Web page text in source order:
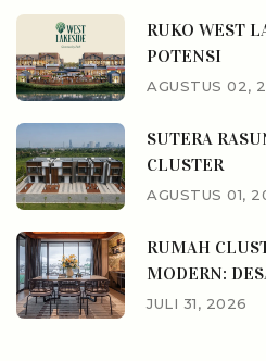
RUKO WEST
POTENSI
AGUSTUS 02,
SUTERA
CLUSTER
AGUSTUS 01,
RUMAH
MODERN:
JULI 31, 2026